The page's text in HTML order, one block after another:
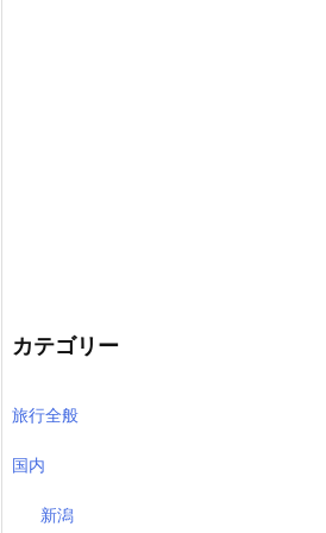
カテゴリー
旅行全般
国内
新潟